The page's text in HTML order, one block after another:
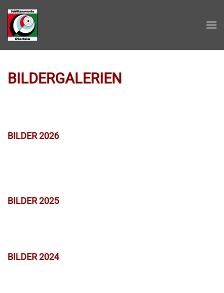
Zum Hauptinhalt springen
BILDERGALERIEN
BILDER 2026
BILDER 2025
BILDER 2024